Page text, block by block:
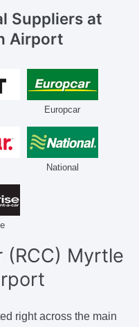
Suppliers at
Airport
Europcar
National
(RCC) Myrtle
right across the main